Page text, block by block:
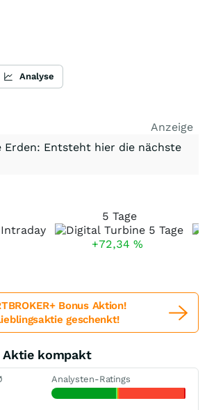
Analyse
Anzeige
Erden: Entsteht hier die nächste
5 Tage
+72,34 %
Bonus Aktion!
geschenkt!
Aktie kompakt
Analysten-Ratings